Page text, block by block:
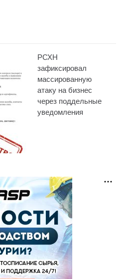
РСХН
зафиксировал
массированную
атаку на бизнес
через поддельные
уведомления